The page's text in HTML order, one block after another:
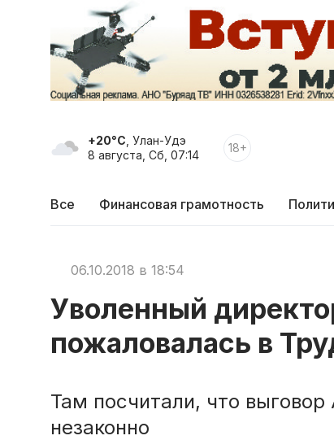
+20°C , Улан-Удэ
8 августа, Сб, 07:14
18+
Все Финансовая грамотность
06.10.2018 в 18:54
Уволенный
пожаловалась в
Там посчитали, что
незаконно